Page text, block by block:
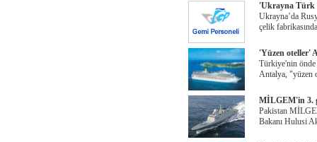
'Ukrayna Türk
Ukrayna’da
çelik
'Yüzen oteller'
Türkiye'nin
Antalya,
MİLGEM'in 3.
Pakistan
Bakanı Hulusi